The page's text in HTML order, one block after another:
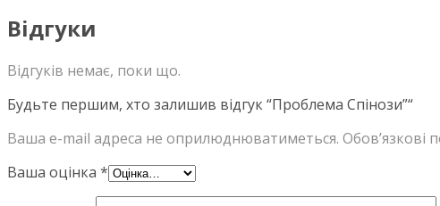
Відгуки
Відгуків немає, поки що.
Будьте першим, хто залишив відгук “Проблема Спінози”“
Ваша e-mail адреса не оприлюднюватиметься. Обов’язкові
Ваша оцінка *